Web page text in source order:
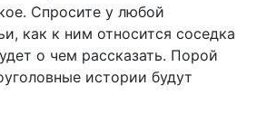
Спросите у любой
как к ним относится соседка
о чем рассказать. Порой
истории будут